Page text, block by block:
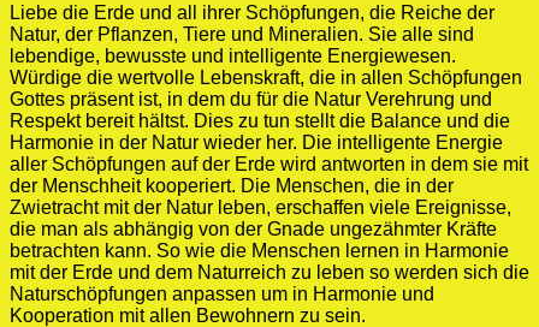
Liebe die Erde und all ihrer Schöpfungen, die Reiche der
Natur, der Pflanzen, Tiere und Mineralien. Sie alle sind
lebendige, bewusste und intelligente Energiewesen.
Würdige die wertvolle Lebenskraft, die in allen Schöpfungen
Gottes präsent ist, in dem du für die Natur Verehrung und
Respekt bereit hältst. Dies zu tun stellt die Balance und die
Harmonie in der Natur wieder her. Die intelligente Energie
aller Schöpfungen auf der Erde wird antworten in dem sie mit
der Menschheit kooperiert. Die Menschen, die in der
Zwietracht mit der Natur leben, erschaffen viele Ereignisse,
die man als abhängig von der Gnade ungezähmter Kräfte
betrachten kann. So wie die Menschen lernen in Harmonie
mit der Erde und dem Naturreich zu leben so werden sich die
Naturschöpfungen anpassen um in Harmonie und
Kooperation mit allen Bewohnern zu sein.